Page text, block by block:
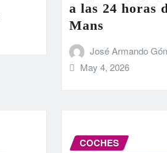
a las 24 horas
Mans
José Armando
May 4, 2026
COCHES